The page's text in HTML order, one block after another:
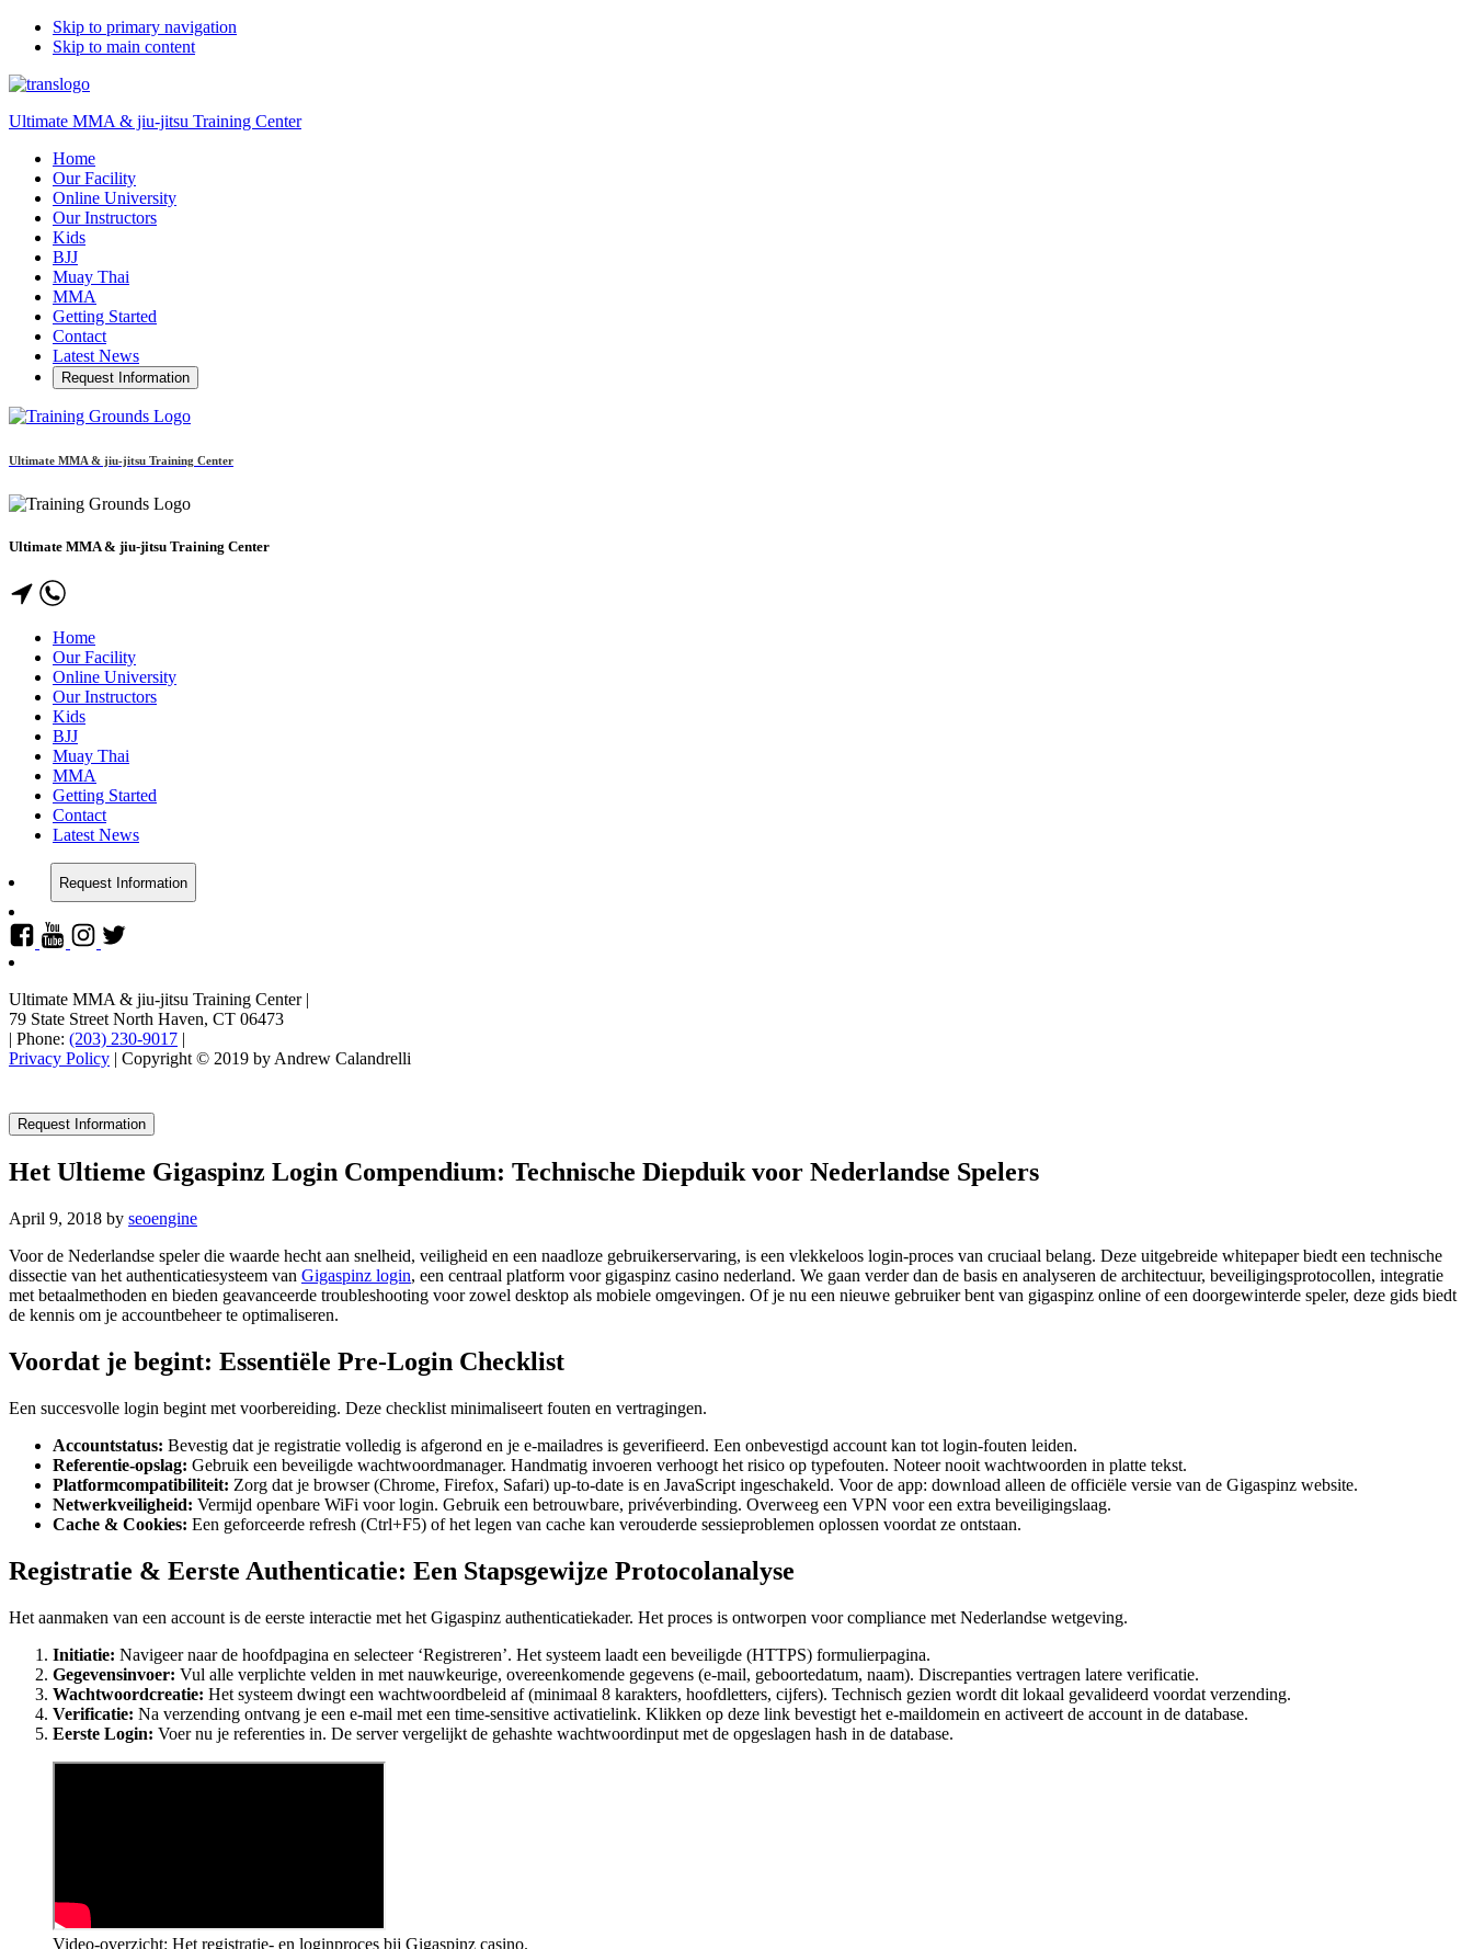
Skip to primary navigation
Skip to main content
Ultimate MMA & jiu-jitsu Training Center
Home
Our Facility
Online University
Our Instructors
Kids
BJJ
Muay Thai
MMA
Getting Started
Contact
Latest News
Request Information
Ultimate MMA & jiu-jitsu Training Center
Ultimate MMA & jiu-jitsu Training Center
Home
Our Facility
Online University
Our Instructors
Kids
BJJ
Muay Thai
MMA
Getting Started
Contact
Latest News
Request Information
Ultimate MMA & jiu-jitsu Training Center|
79 State Street North Haven, CT 06473
| Phone: (203) 230-9017 |
Privacy Policy | Copyright © 2019 by Andrew Calandrelli
Request Information
Het Ultieme Gigaspinz Login Compendium: Technische Diepduik voor Nederlandse Spelers
April 9, 2018 by seoengine
Voor de Nederlandse speler die waarde hecht aan snelheid, veiligheid en een naadloze gebruikerservaring, is een vlekkeloos login-proces van cruciaal belang. Deze uitgebreide whitepaper biedt een technische
dissectie van het authenticatiesysteem van Gigaspinz login, een centraal platform voor gigaspinz casino nederland. We gaan verder dan de basis en analyseren de architectuur, beveiligingsprotocollen, integratie
met betaalmethoden en bieden geavanceerde troubleshooting voor zowel desktop als mobiele omgevingen. Of je nu een nieuwe gebruiker bent van gigaspinz online of een doorgewinterde speler, deze gids biedt
de kennis om je accountbeheer te optimaliseren.
Voordat je begint: Essentiële Pre-Login Checklist
Een succesvolle login begint met voorbereiding. Deze checklist minimaliseert fouten en vertragingen.
Accountstatus: Bevestig dat je registratie volledig is afgerond en je e-mailadres is geverifieerd. Een onbevestigd account kan tot login-fouten leiden.
Referentie-opslag: Gebruik een beveiligde wachtwoordmanager. Handmatig invoeren verhoogt het risico op typefouten. Noteer nooit wachtwoorden in platte tekst.
Platformcompatibiliteit: Zorg dat je browser (Chrome, Firefox, Safari) up-to-date is en JavaScript ingeschakeld. Voor de app: download alleen de officiële versie van de Gigaspinz website.
Netwerkveiligheid: Vermijd openbare WiFi voor login. Gebruik een betrouwbare, privéverbinding. Overweeg een VPN voor een extra beveiligingslaag.
Cache & Cookies: Een geforceerde refresh (Ctrl+F5) of het legen van cache kan verouderde sessieproblemen oplossen voordat ze ontstaan.
Registratie & Eerste Authenticatie: Een Stapsgewijze Protocolanalyse
Het aanmaken van een account is de eerste interactie met het Gigaspinz authenticatiekader. Het proces is ontworpen voor compliance met Nederlandse wetgeving.
Initiatie: Navigeer naar de hoofdpagina en selecteer ‘Registreren’. Het systeem laadt een beveiligde (HTTPS) formulierpagina.
Gegevensinvoer: Vul alle verplichte velden in met nauwkeurige, overeenkomende gegevens (e-mail, geboortedatum, naam). Discrepanties vertragen latere verificatie.
Wachtwoordcreatie: Het systeem dwingt een wachtwoordbeleid af (minimaal 8 karakters, hoofdletters, cijfers). Technisch gezien wordt dit lokaal gevalideerd voordat verzending.
Verificatie: Na verzending ontvang je een e-mail met een time-sensitive activatielink. Klikken op deze link bevestigt het e-maildomein en activeert de account in de database.
Eerste Login: Voer nu je referenties in. De server vergelijkt de gehashte wachtwoordinput met de opgeslagen hash in de database.
Video-overzicht: Het registratie- en loginproces bij Gigaspinz casino.